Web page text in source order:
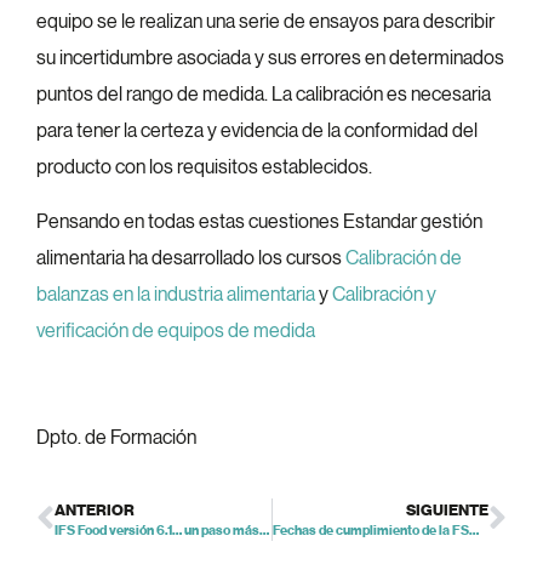
equipo se le realizan una serie de ensayos para describir
su incertidumbre asociada y sus errores en determinados
puntos del rango de medida. La calibración es necesaria
para tener la certeza y evidencia de la conformidad del
producto con los requisitos establecidos.
Pensando en todas estas cuestiones Estandar gestión
alimentaria ha desarrollado los cursosCalibración de
balanzas en la industria alimentariayCalibración y
verificación de equipos de medida
Dpto. de Formación
ANTERIOR
IFS Food versión 6.1… un paso más antes de la versión 7
SIGUIENTE
Fechas de cumplimiento de la FSMA (Subpartes B y G)